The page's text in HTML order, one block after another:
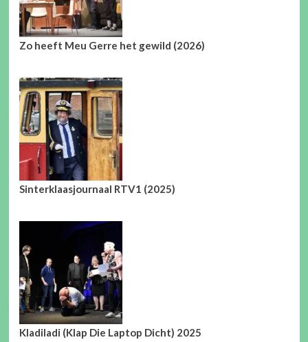
Zo heeft Meu Gerre het gewild (2026)
Sinterklaasjournaal RTV1 (2025)
Kladiladi (Klap Die Laptop Dicht) 2025